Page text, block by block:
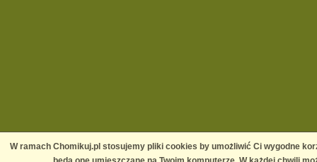
W ramach Chomikuj.pl stosujemy pliki cookies by umożliwić Ci wygodne